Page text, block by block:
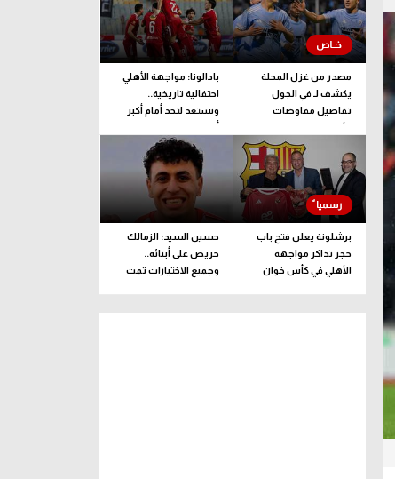
مصدر من غزل المحلة
يكشف لـ في الجول
تفاصيل مفاوضات
الأهلي لضم صلاح
بادالونا: مواجهة الأهلي
احتفالية تاريخية..
ونستعد لتحد أمام أكبر
أندية إفريقيا
برشلونة يعلن فتح باب
حجز تذاكر مواجهة
الأهلي في كأس خوان
حسين السيد: الزمالك
حريص على أبنائه..
وجميع الاختيارات تمت
وفقا لرؤية فنية بحتة